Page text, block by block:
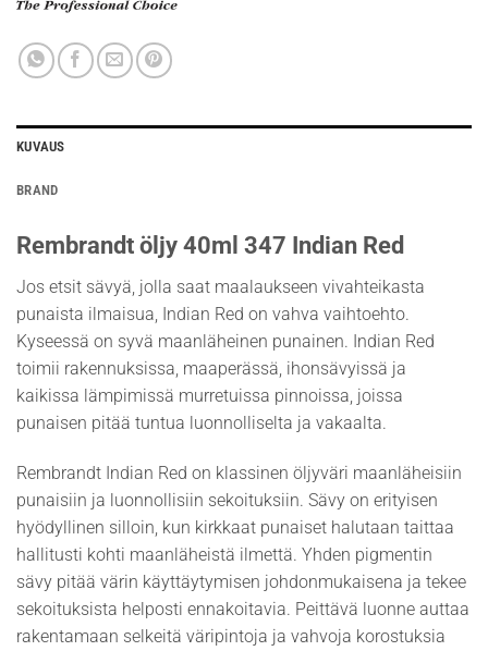
KUVAUS
BRAND
Rembrandt öljy 40ml 347 Indian Red
Jos etsit sävyä, jolla saat maalaukseen vivahteikasta
punaista ilmaisua, Indian Red on vahva vaihtoehto.
Kyseessä on syvä maanläheinen punainen. Indian Red
toimii rakennuksissa, maaperässä, ihonsävyissä ja
kaikissa lämpimissä murretuissa pinnoissa, joissa
punaisen pitää tuntua luonnolliselta ja vakaalta.
Rembrandt Indian Red on klassinen öljyväri maanläheisiin
punaisiin ja luonnollisiin sekoituksiin. Sävy on erityisen
hyödyllinen silloin, kun kirkkaat punaiset halutaan taittaa
hallitusti kohti maanläheistä ilmettä. Yhden pigmentin
sävy pitää värin käyttäytymisen johdonmukaisena ja tekee
sekoituksista helposti ennakoitavia. Peittävä luonne auttaa
rakentamaan selkeitä väripintoja ja vahvoja korostuksia